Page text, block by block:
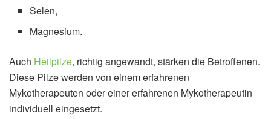
Selen,
Magnesium.
Auch Heilpilze, richtig angewandt, stärken die Betroffenen.
Diese Pilze werden von einem erfahrenen
Mykotherapeuten oder einer erfahrenen Mykotherapeutin
individuell eingesetzt.